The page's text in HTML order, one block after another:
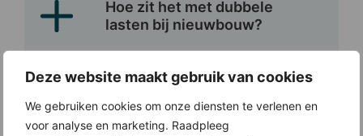
Deze website maakt gebruik van cookies
We gebruiken cookies om onze diensten te verlenen en
voor analyse en marketing. Raadpleeg
Hoe zit het met dubbele
lasten bij nieuwbouw?
Heb je eigen geld nodig voor
nieuwbouw?